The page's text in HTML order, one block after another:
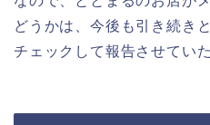
どうかは、今後も引き続き
チェックして報告させてい